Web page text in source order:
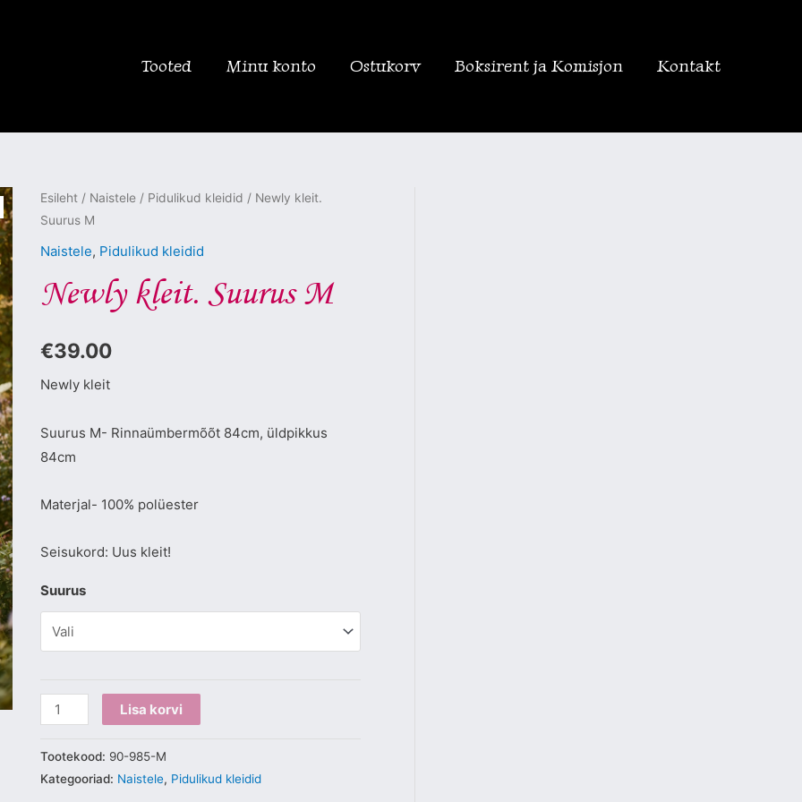
Tooted Minu konto Ostukorv Boksirent ja Komisjon Kontakt
Esileht / Naistele/ Pidulikud kleidid / Newly kleit.
Suurus M
Naistele, Pidulikud kleidid
Newly kleit. Suurus M
€39.00
Newly kleit
Suurus M- Rinnaümbermõõt 84cm, üldpikkus
84cm
Materjal- 100% polüester
Seisukord: Uus kleit!
Suurus
Newly
kleit.
Suurus
kogus
Lisa korvi
Tootekood: 90-985-M
Kategooriad: Naistele, Pidulikud kleidid